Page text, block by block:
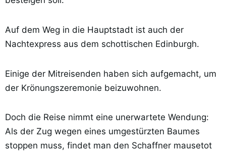
Auf dem Weg in die Hauptstadt ist auch der
Nachtexpress aus dem schottischen Edinburgh.
Einige der Mitreisenden haben sich aufgemacht, um
der Krönungszeremonie beizuwohnen.
Doch die Reise nimmt eine unerwartete Wendung:
Als der Zug wegen eines umgestürzten Baumes
stoppen muss, findet man den Schaffner mausetot